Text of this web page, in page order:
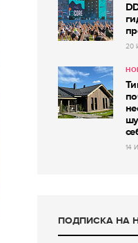
20
14
ПОДПИСКА НА